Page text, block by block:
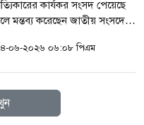
কার্যকর সংসদ পেয়েছে
মন্তব্য করেছেন জাতীয় সংসদের
তিনি আরও উল্লেখ করেন যে,
০৬-২০২৬ ০৬:০৮ পিএম